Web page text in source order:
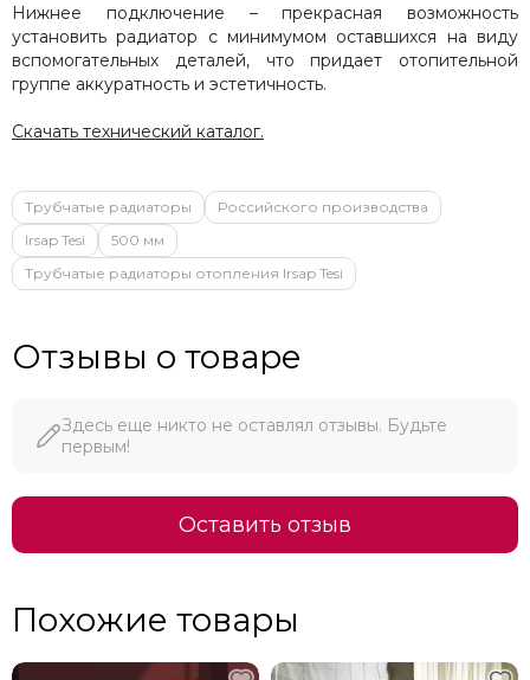
Нижнее подключение – прекрасная возможность
установить радиатор с минимумом оставшихся на виду
вспомогательных деталей, что придает отопительной
группе аккуратность и эстетичность.
Скачать технический каталог.
Трубчатые радиаторы
Российского производства
Irsap Tesi
500 мм
Трубчатые радиаторы отопления Irsap Tesi
Отзывы о товаре
Здесь еще никто не оставлял отзывы. Будьте
первым!
Оставить отзыв
Похожие товары